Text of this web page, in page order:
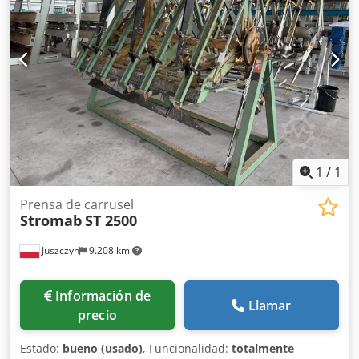
1 / 1
Juszczyn 9.208 km
Prensa de carrusel
StromabST 2500
Información de
precio
Llamar
Estado: bueno (usado), Funcionalidad: totalmente